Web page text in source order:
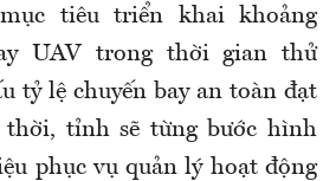
tiêu triển khai khoảng
UAV trong thời gian thử
tỷ lệ chuyến bay an toàn đạt
tỉnh sẽ từng bước hình
phục vụ quản lý hoạt động